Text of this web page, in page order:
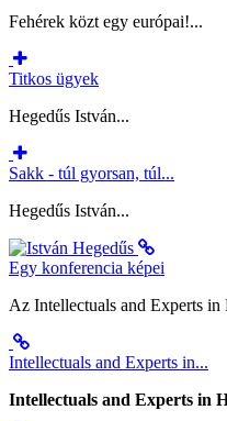
Fehérek közt egy európai!...
Titkos ügyek
Hegedűs István...
Sakk - túl gyorsan, túl...
Hegedűs István...
Egy konferencia képei
Az Intellectuals and Experts
Intellectuals and Experts in...
Intellectuals and Experts in